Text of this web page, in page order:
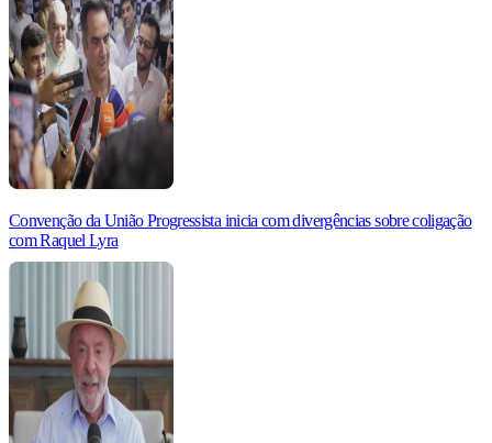
Convenção da União Progressista inicia com divergências sobre coligação
com Raquel Lyra